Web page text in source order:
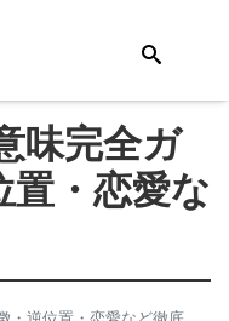
味完全ガ
置・恋愛な
位置・恋愛など徹底解説！